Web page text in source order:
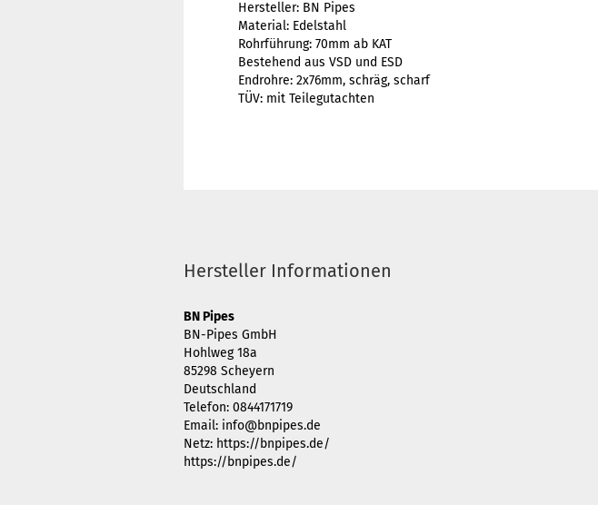
Hersteller: BN Pipes
Material: Edelstahl
Rohrführung: 70mm ab KAT
Bestehend aus VSD und ESD
Endrohre: 2x76mm, schräg, scharf
TÜV: mit Teilegutachten
Hersteller Informationen
BN Pipes
BN-Pipes GmbH
Hohlweg 18a
85298 Scheyern
Deutschland
Telefon: 0844171719
Email: info@bnpipes.de
Netz: https://bnpipes.de/
https://bnpipes.de/